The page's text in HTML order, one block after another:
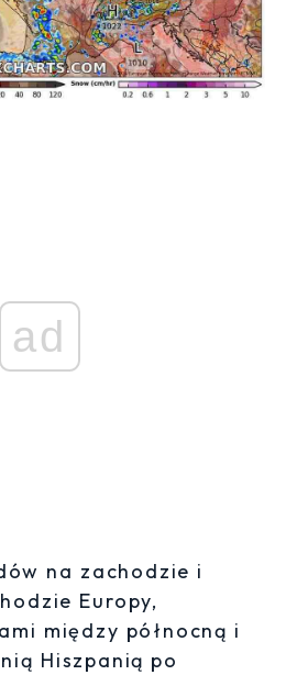
ad
na zachodzie i
Europy,
między północną i
Hiszpanią po